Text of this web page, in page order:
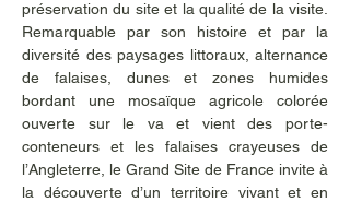
préservation du site et la qualité de la visite.
Remarquable par son histoire et par la
diversité des paysages littoraux, alternance
de falaises, dunes et zones humides
bordant une mosaïque agricole colorée
ouverte sur le va et vient des porte-
conteneurs et les falaises crayeuses de
l’Angleterre, le Grand Site de France invite à
la découverte d’un territoire vivant et en